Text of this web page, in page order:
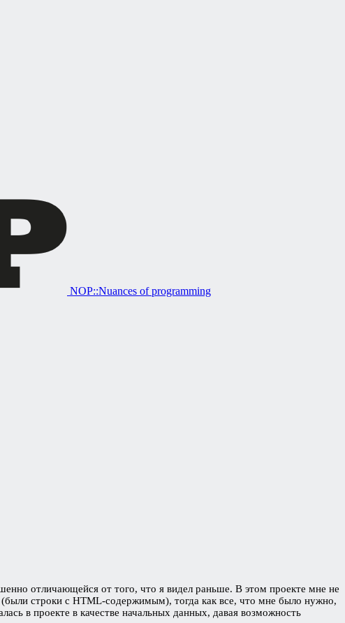
NOP::Nuances of programming
отличающейся от того, что я видел раньше. В этом проекте мне не
строки с HTML-содержимым), тогда как все, что мне было нужно,
в проекте в качестве начальных данных, давая возможность